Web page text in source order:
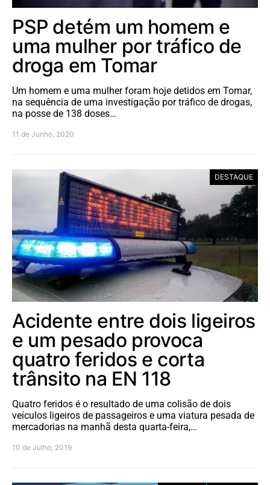
PSP detém um homem e
uma mulher por tráfico de
droga em Tomar
Um homem e uma mulher foram hoje detidos em Tomar,
na sequência de uma investigação por tráfico de drogas,
na posse de 138 doses…
11 de Junho, 2020
DESTAQUE
Acidente entre dois ligeiros
e um pesado provoca
quatro feridos e corta
trânsito na EN 118
Quatro feridos é o resultado de uma colisão de dois
veículos ligeiros de passageiros e uma viatura pesada de
mercadorias na manhã desta quarta-feira,…
10 de Julho, 2019